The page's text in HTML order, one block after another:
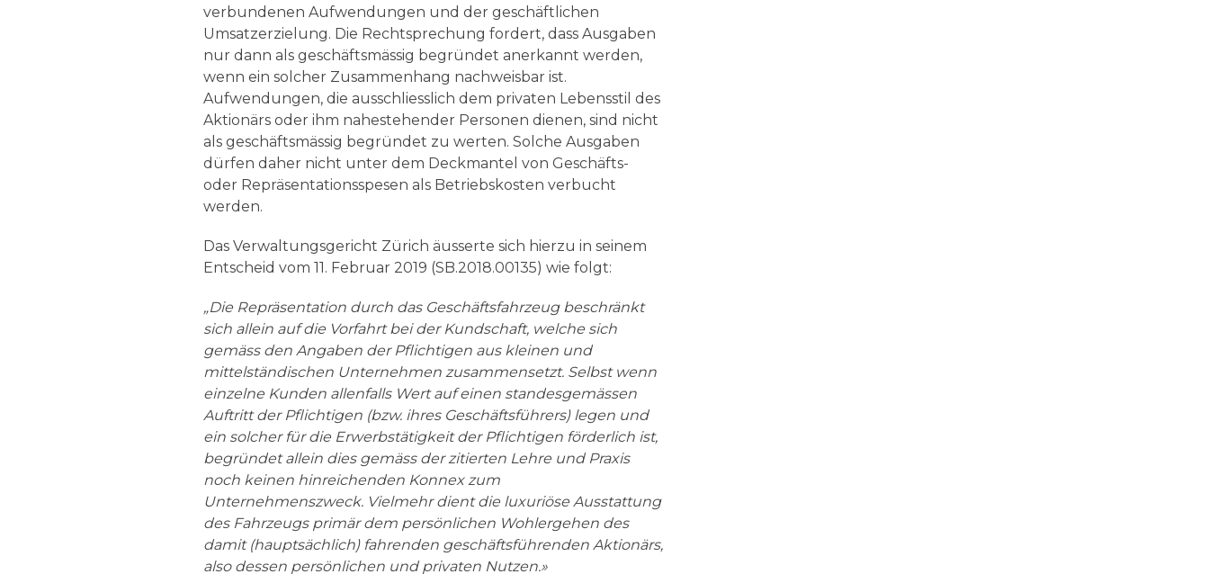
verbundenen Aufwendungen und der geschäftlichen
Umsatzerzielung. Die Rechtsprechung fordert, dass Ausgaben
nur dann als geschäftsmässig begründet anerkannt werden,
wenn ein solcher Zusammenhang nachweisbar ist.
Aufwendungen, die ausschliesslich dem privaten Lebensstil des
Aktionärs oder ihm nahestehender Personen dienen, sind nicht
als geschäftsmässig begründet zu werten. Solche Ausgaben
dürfen daher nicht unter dem Deckmantel von Geschäfts-
oder Repräsentationsspesen als Betriebskosten verbucht
werden.
Das Verwaltungsgericht Zürich äusserte sich hierzu in seinem
Entscheid vom 11. Februar 2019 (SB.2018.00135) wie folgt:
„Die Repräsentation durch das Geschäftsfahrzeug beschränkt
sich allein auf die Vorfahrt bei der Kundschaft, welche sich
gemäss den Angaben der Pflichtigen aus kleinen und
mittelständischen Unternehmen zusammensetzt. Selbst wenn
einzelne Kunden allenfalls Wert auf einen standesgemässen
Auftritt der Pflichtigen (bzw. ihres Geschäftsführers) legen und
ein solcher für die Erwerbstätigkeit der Pflichtigen förderlich ist,
begründet allein dies gemäss der zitierten Lehre und Praxis
noch keinen hinreichenden Konnex zum
Unternehmenszweck. Vielmehr dient die luxuriöse Ausstattung
des Fahrzeugs primär dem persönlichen Wohlergehen des
damit (hauptsächlich) fahrenden geschäftsführenden Aktionärs,
also dessen persönlichen und privaten Nutzen.»